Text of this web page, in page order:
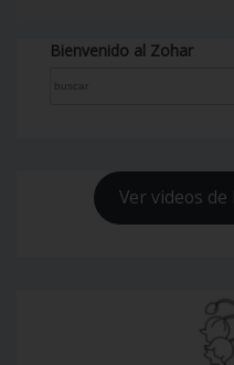
Bienvenido al Zohar
Ver videos de